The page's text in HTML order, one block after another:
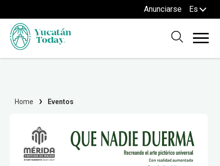
Anunciarse Es
Home Eventos